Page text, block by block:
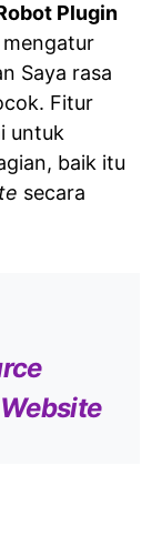
Plugin
mengatur
Saya rasa
Fitur
untuk
baik itu
secara